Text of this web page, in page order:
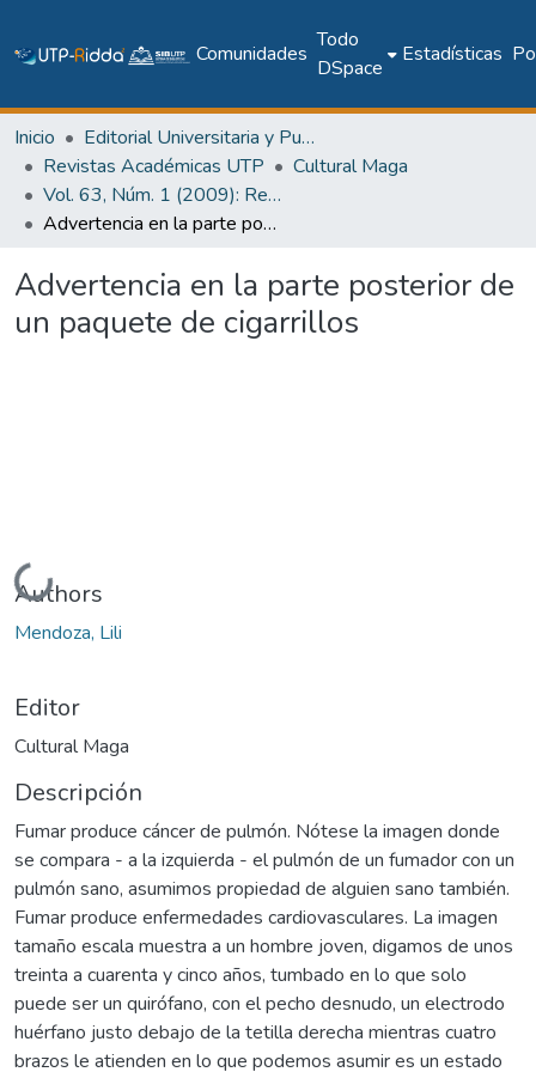
Comunidades
Todo
DSpace
Estadísticas
Inicio
Editorial Universitaria y Publicaciones Seriadas
Revistas Académicas UTP
Cultural Maga
Vol. 63, Núm. 1 (2009): Revista Maga
Advertencia en la parte posterior de un paquete de cigarrillos
Advertencia en la parte posterior de
un paquete de cigarrillos
Cargando...
Authors
Mendoza, Lili
Editor
Cultural Maga
Descripción
Fumar produce cáncer de pulmón. Nótese la imagen donde
se compara - a la izquierda - el pulmón de un fumador con un
pulmón sano, asumimos propiedad de alguien sano también.
Fumar produce enfermedades cardiovasculares. La imagen
tamaño escala muestra a un hombre joven, digamos de unos
treinta a cuarenta y cinco años, tumbado en lo que solo
puede ser un quirófano, con el pecho desnudo, un electrodo
huérfano justo debajo de la tetilla derecha mientras cuatro
brazos le atienden en lo que podemos asumir es un estado